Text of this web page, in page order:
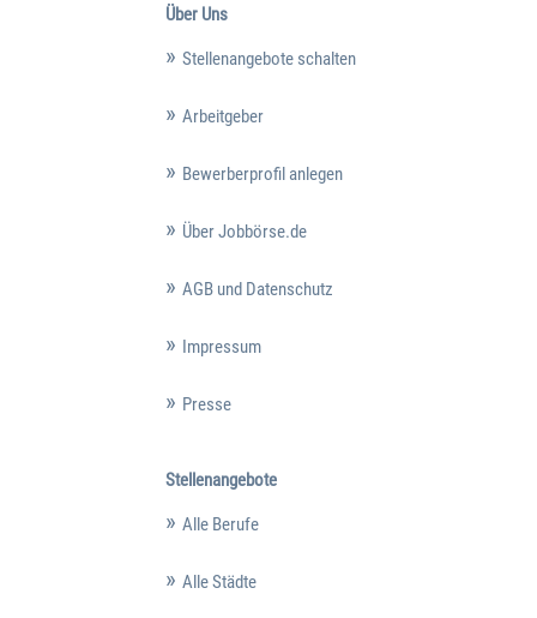
Über Uns
Stellenangebote schalten
Arbeitgeber
Bewerberprofil anlegen
Über Jobbörse.de
AGB und Datenschutz
Impressum
Presse
Stellenangebote
Alle Berufe
Alle Städte